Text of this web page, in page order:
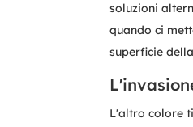
soluzioni
quando ci
superficie
L'altro colore